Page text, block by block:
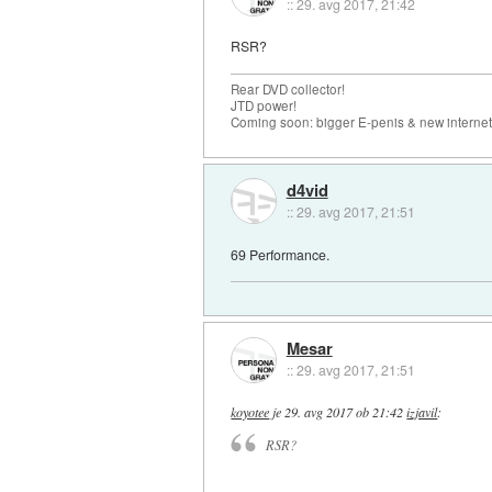
RSR?
Rear DVD collector!
JTD power!
Coming soon: bigger E-penis & new
d4vid
::29. avg 2017, 21:51
69 Performance.
Mesar
::29. avg 2017, 21:51
koyotee je 29. avg 2017 ob 21:42 izjavil:
RSR?